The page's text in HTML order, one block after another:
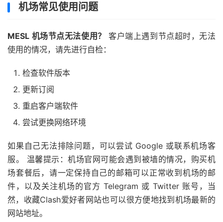
机场常见使用问题
MESL 机场节点无法使用？
客户端上遇到节点超时，无法
使用的情况，请先进行自检：
检查软件版本
更新订阅
重启客户端软件
尝试更换网络环境
如果自己无法排除问题，可以尝试 Google 或联系机场客
服。 温馨提示：机场官网可能会遇到被墙的情况，购买机
场套餐后，请一定保持自己的邮箱可以正常收到机场的邮
件，以及关注机场的官方 Telegram 或 Twitter 账号，当
然，收藏Clash爱好者网站也可以很方便地找到机场最新的
网站地址。